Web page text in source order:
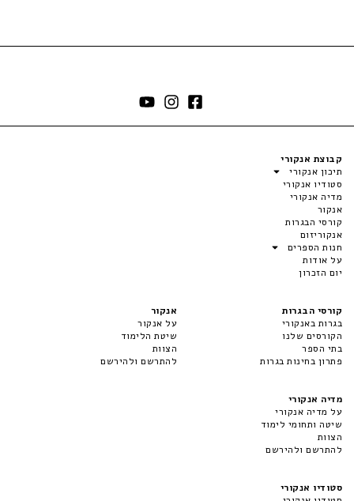
קבוצת אנקורי
תיכון אנקורי
סטודיו אנקורי
מדיה אנקורי
אנקור
קורסי הבגרות
אנקוריזום
חנות הספרים
על אודות
יום הזכרון
קורסי הבגרות
בגרות באנקורי
הקורסים שלנו
בתי הספר
פתרון בחינות בגרות
אנקור
על אנקור
שיטת הלימוד
הצוות
להתרשם ולהירשם
מדיה אנקורי
על מדיה אנקורי
שיטה ותחומי לימוד
הצוות
להתרשם ולהירשם
סטודיו אנקורי